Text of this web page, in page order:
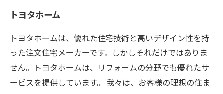
トヨタホーム
トヨタホームは、優れた住宅技術と高いデザイン性を持
った注文住宅メーカーです。しかしそれだけではありま
せん。トヨタホームは、リフォームの分野でも優れたサ
ービスを提供しています。 我々は、お客様の理想の住ま